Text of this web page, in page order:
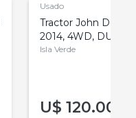
Usado
Tractor John Deere
2014, 4WD, DUAL
Isla Verde
U$ 120.000